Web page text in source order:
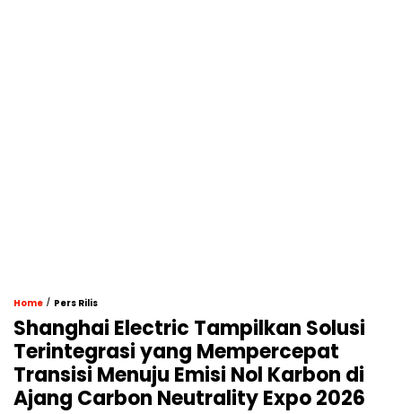
Home / Pers Rilis
Shanghai Electric Tampilkan Solusi
Terintegrasi yang Mempercepat
Transisi Menuju Emisi Nol Karbon di
Ajang Carbon Neutrality Expo 2026